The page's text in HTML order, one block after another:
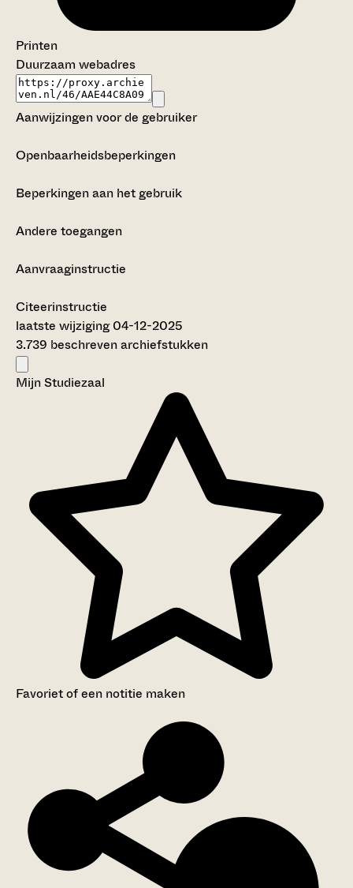
Printen
Duurzaam webadres
Aanwijzingen voor de gebruiker
Openbaarheidsbeperkingen
Beperkingen aan het gebruik
Andere toegangen
Aanvraaginstructie
Citeerinstructie
laatste wijziging 04-12-2025
3.739 beschreven archiefstukken
Mijn Studiezaal
Favoriet of een notitie maken